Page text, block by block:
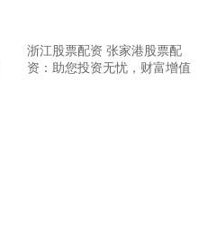
浙江股票配资 张家港股票配
资：助您投资无忧，财富增值